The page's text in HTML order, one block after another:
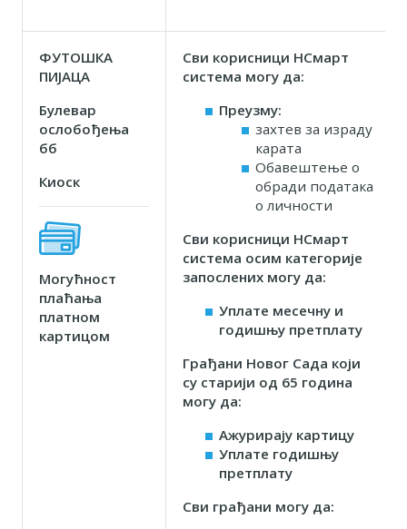
ФУТОШКА
ПИЈАЦА
Булевар
ослобођења
бб
Киоск
Могућност
плаћања
платном
картицом
Сви корисници НСмарт
система могу да:
Преузму:
захтев за израду
карата
Обавештење о
обради података
о личности
Сви корисници НСмарт
система осим категорије
запослених могу да:
Уплате месечну и
годишњу претплату
Грађани Новог Сада који
су старији од 65 година
могу да:
Ажурирају картицу
Уплате годишњу
претплату
Сви грађани могу да: